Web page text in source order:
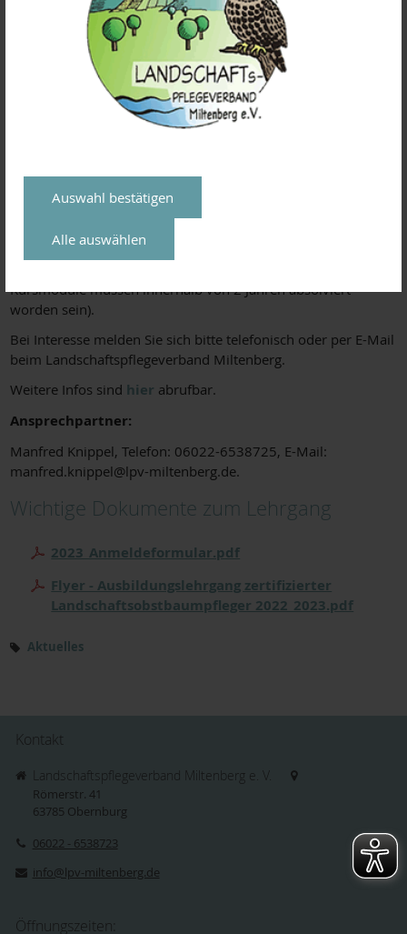
Auswahl bestätigen
Alle auswählen
Fortgeschrittenenkurs:
25. / 26. März 2023
Beeren- / Veredelungskurs:
22. / 23. April 2023
Sommerschnitt &
Baumgesundheit:
24. / 25. Juni 2023
Prüfung
Die Kurse sind auch einzeln buchbar. Für die Prüfung wird die
Kursmodule müssen innerhalb von 2 Jahren absolviert
worden sein).
Bei Interesse melden Sie sich bitte telefonisch oder per E-Mail
beim Landschaftspflegeverband Miltenberg.
Weitere Infos sind hier abrufbar.
Ansprechpartner:
Manfred Knippel, Telefon: 06022-6538725, E-Mail:
manfred.knippel@lpv-miltenberg.de.
Wichtige Dokumente zum Lehrgang
2023_Anmeldeformular.pdf
Flyer - Ausbildungslehrgang zertifizierter
Landschaftsobstbaumpfleger 2022_2023.pdf
Aktuelles
Kontakt
Landschaftspflegeverband Miltenberg e. V.
Römerstr. 41
63785 Obernburg
06022 - 6538723
info@lpv-miltenberg.de
Öffnungszeiten: